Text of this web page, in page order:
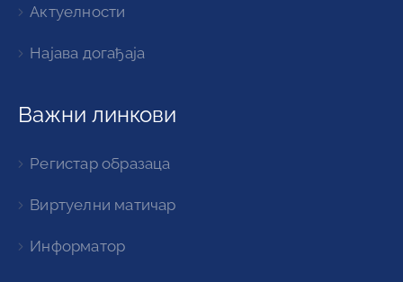
Актуелности
Најава догађаја
Важни линкови
Регистар образаца
Виртуелни матичар
Информатор